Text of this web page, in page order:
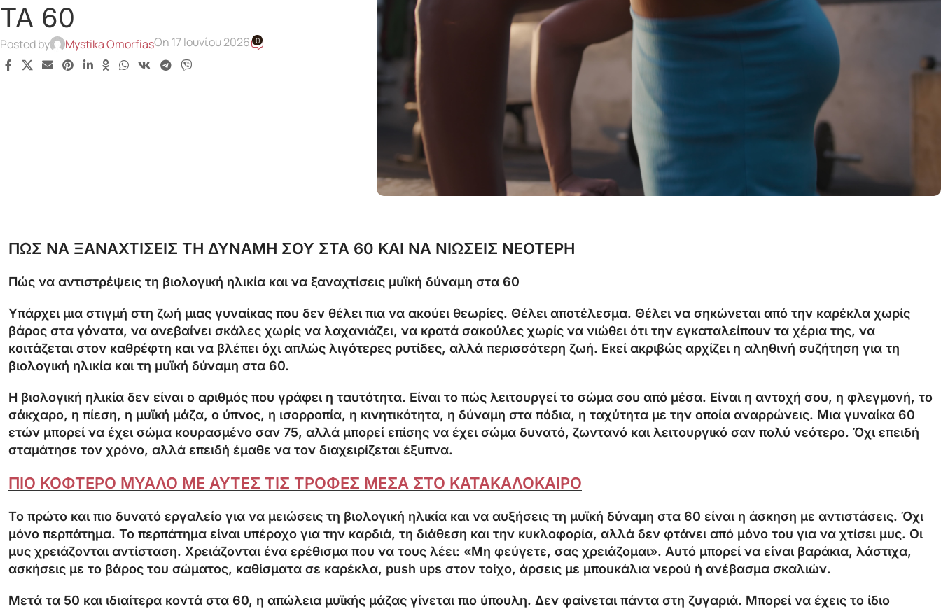
ΤΑ 60
Posted by Mystika OmorfiasOn 17 Ιουνίου 2026 0
ΠΩΣ ΝΑ ΞΑΝΑΧΤΙΣΕΙΣ ΤΗ ΔΥΝΑΜΗ ΣΟΥ ΣΤΑ 60 ΚΑΙ ΝΑ ΝΙΩΣΕΙΣ ΝΕΟΤΕΡΗ
Πώς να αντιστρέψεις τη βιολογική ηλικία και να ξαναχτίσεις μυϊκή δύναμη στα 60
Υπάρχει μια στιγμή στη ζωή μιας γυναίκας που δεν θέλει πια να ακούει θεωρίες. Θέλει αποτέλεσμα. Θέλει να σηκώνεται από την καρέκλα χωρίς
βάρος στα γόνατα, να ανεβαίνει σκάλες χωρίς να λαχανιάζει, να κρατά σακούλες χωρίς να νιώθει ότι την εγκαταλείπουν τα χέρια της, να
κοιτάζεται στον καθρέφτη και να βλέπει όχι απλώς λιγότερες ρυτίδες, αλλά περισσότερη ζωή. Εκεί ακριβώς αρχίζει η αληθινή συζήτηση για τη
βιολογική ηλικία και τη μυϊκή δύναμη στα 60.
Η βιολογική ηλικία δεν είναι ο αριθμός που γράφει η ταυτότητα. Είναι το πώς λειτουργεί το σώμα σου από μέσα. Είναι η αντοχή σου, η φλεγμονή, το
σάκχαρο, η πίεση, η μυϊκή μάζα, ο ύπνος, η ισορροπία, η κινητικότητα, η δύναμη στα πόδια, η ταχύτητα με την οποία αναρρώνεις. Μια γυναίκα 60
ετών μπορεί να έχει σώμα κουρασμένο σαν 75, αλλά μπορεί επίσης να έχει σώμα δυνατό, ζωντανό και λειτουργικό σαν πολύ νεότερο. Όχι επειδή
σταμάτησε τον χρόνο, αλλά επειδή έμαθε να τον διαχειρίζεται έξυπνα.
ΠΙΟ ΚΟΦΤΕΡΟ ΜΥΑΛΟ ΜΕ ΑΥΤΕΣ ΤΙΣ ΤΡΟΦΕΣ ΜΕΣΑ ΣΤΟ ΚΑΤΑΚΑΛΟΚΑΙΡΟ
Το πρώτο και πιο δυνατό εργαλείο για να μειώσεις τη βιολογική ηλικία και να αυξήσεις τη μυϊκή δύναμη στα 60 είναι η άσκηση με αντιστάσεις. Όχι
μόνο περπάτημα. Το περπάτημα είναι υπέροχο για την καρδιά, τη διάθεση και την κυκλοφορία, αλλά δεν φτάνει από μόνο του για να χτίσει μυς. Οι
μυς χρειάζονται αντίσταση. Χρειάζονται ένα ερέθισμα που να τους λέει: «Μη φεύγετε, σας χρειάζομαι». Αυτό μπορεί να είναι βαράκια, λάστιχα,
ασκήσεις με το βάρος του σώματος, καθίσματα σε καρέκλα, push ups στον τοίχο, άρσεις με μπουκάλια νερού ή ανέβασμα σκαλιών.
Μετά τα 50 και ιδιαίτερα κοντά στα 60, η απώλεια μυϊκής μάζας γίνεται πιο ύπουλη. Δεν φαίνεται πάντα στη ζυγαριά. Μπορεί να έχεις το ίδιο